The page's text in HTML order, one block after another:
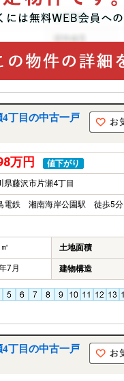
丁目の中古一戸
万円 値下がり
県藤沢市片瀬4丁目
電鉄 湘南海岸公園駅 徒歩5分
土地面積
7月 建物構造
丁目の中古一戸